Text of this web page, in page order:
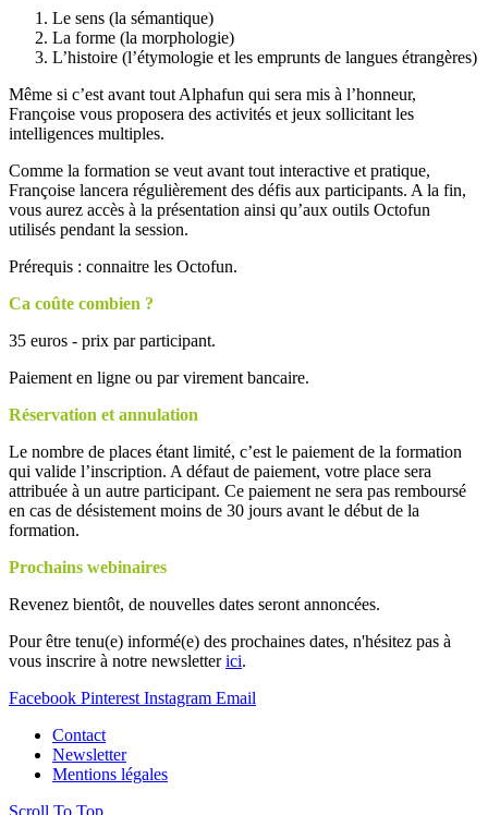
Le sens (la sémantique)
La forme (la morphologie)
L’histoire (l’étymologie et les emprunts de langues étrangères)
Même si c’est avant tout Alphafun qui sera mis à l’honneur,
Françoise vous proposera des activités et jeux sollicitant les
intelligences multiples.
Comme la formation se veut avant tout interactive et pratique,
Françoise lancera régulièrement des défis aux participants. A la fin,
vous aurez accès à la présentation ainsi qu’aux outils Octofun
utilisés pendant la session.
Prérequis : connaitre les Octofun.
Ca coûte combien ?
35 euros - prix par participant.
Paiement en ligne ou par virement bancaire.
Réservation et annulation
Le nombre de places étant limité, c’est le paiement de la formation
qui valide l’inscription. A défaut de paiement, votre place sera
attribuée à un autre participant. Ce paiement ne sera pas remboursé
en cas de désistement moins de 30 jours avant le début de la
formation.
Prochains webinaires
Revenez bientôt, de nouvelles dates seront annoncées.
Pour être tenu(e) informé(e) des prochaines dates, n'hésitez pas à
vous inscrire à notre newsletterici.
Facebook Pinterest Instagram Email
Contact
Newsletter
Mentions légales
Scroll To Top